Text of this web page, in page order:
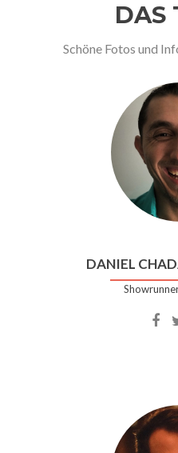
DAS
Schöne Fotos und
DANIEL